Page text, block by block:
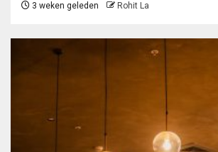
3 weken geleden Rohit La